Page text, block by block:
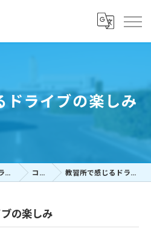
ドライブの楽しみ
埼玉の教習所ならイツヤドライビングスクール コラム 教習所で感じるドライブの楽しみ
の楽しみ